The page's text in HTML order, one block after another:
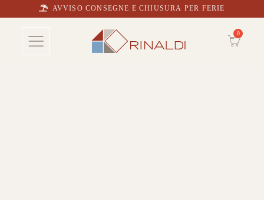
AVVISO CONSEGNE E CHIUSURA PER FERIE